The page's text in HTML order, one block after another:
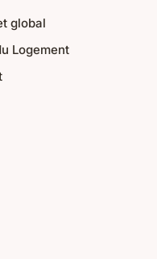
global
Logement